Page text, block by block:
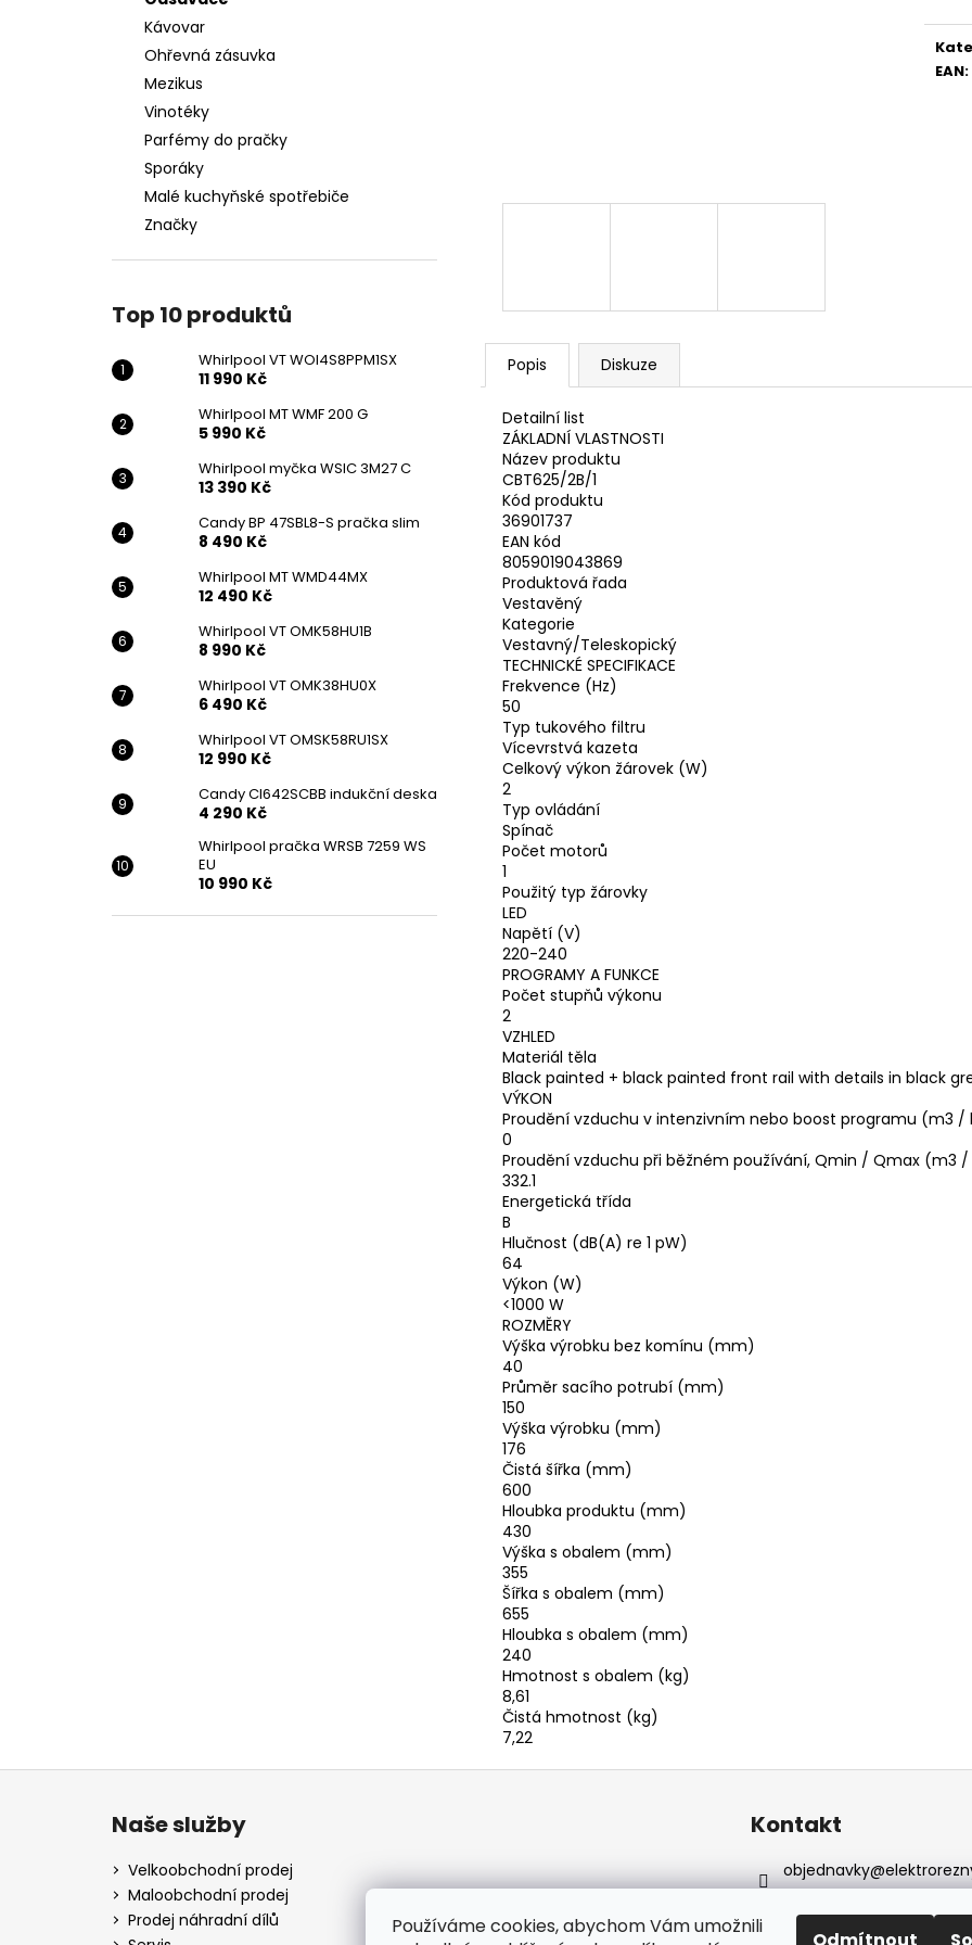
Používáme cookies, abychom Vám umožnili
Kávovar
Ohřevná zásuvka
Mezikus
Vinotéky
Parfémy do pračky
Sporáky
Malé kuchyňské spotřebiče
Značky
Top 10 produktů
Whirlpool VT WOI4S8PPM1SX
11 990 Kč
Whirlpool MT WMF 200 G
5 990 Kč
Whirlpool myčka WSIC 3M27 C
13 390 Kč
Candy BP 47SBL8-S pračka slim
8 490 Kč
Whirlpool MT WMD44MX
12 490 Kč
Whirlpool VT OMK58HU1B
8 990 Kč
Whirlpool VT OMK38HU0X
6 490 Kč
Whirlpool VT OMSK58RU1SX
12 990 Kč
Candy CI642SCBB indukční deska
4 290 Kč
Whirlpool pračka WRSB 7259 WS
EU
10 990 Kč
EAN:
Popis Diskuze
Detailní list
ZÁKLADNÍ VLASTNOSTI
Název produktu
CBT625/2B/1
Kód produktu
36901737
EAN kód
8059019043869
Produktová řada
Vestavěný
Kategorie
Vestavný/Teleskopický
TECHNICKÉ SPECIFIKACE
Frekvence (Hz)
50
Typ tukového filtru
Vícevrstvá kazeta
Celkový výkon žárovek (W)
2
Typ ovládání
Spínač
Počet motorů
1
Použitý typ žárovky
LED
Napětí (V)
220-240
PROGRAMY A FUNKCE
Počet stupňů výkonu
2
VZHLED
Materiál těla
Black painted + black painted front rail with details in black
VÝKON
Proudění vzduchu v intenzivním nebo boost programu (m3 /
0
Proudění vzduchu při běžném používání, Qmin / Qmax (m3 /
332.1
Energetická třída
B
Hlučnost (dB(A) re 1 pW)
64
Výkon (W)
<1000 W
ROZMĚRY
Výška výrobku bez komínu (mm)
40
Průměr sacího potrubí (mm)
150
Výška výrobku (mm)
176
Čistá šířka (mm)
600
Hloubka produktu (mm)
430
Výška s obalem (mm)
355
Šířka s obalem (mm)
655
Hloubka s obalem (mm)
240
Hmotnost s obalem (kg)
8,61
Čistá hmotnost (kg)
7,22
WHIRLPOOL VT WOI4S8PPM1SX
11 990 Kč
Z
Naše služby
Velkoobchodní prodej
Maloobchodní prodej
Prodej náhradní dílů
Kontakt
objednavky@
602 155 983
https://